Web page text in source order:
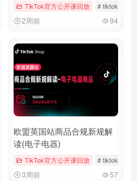
# 儿童时尚 # 女装与女士内衣
TikTok官方公开课回放 # tiktok
2周前 94
# 官方公开课回放 # 玩具
欧盟英国站商品合规新规解
读(电子电器)
TikTok官方公开课回放 # tiktok
3周前 57